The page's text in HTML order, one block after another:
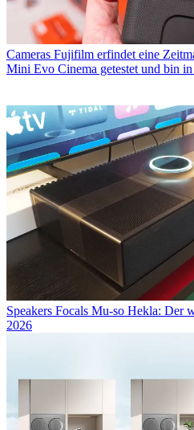
Cameras Fujifilm erfindet eine
Mini Evo Cinema getestet und bin
Speakers Focals Mu-so Hekla: Der
2026